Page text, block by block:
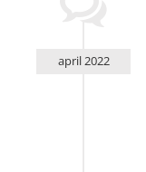
april 2022